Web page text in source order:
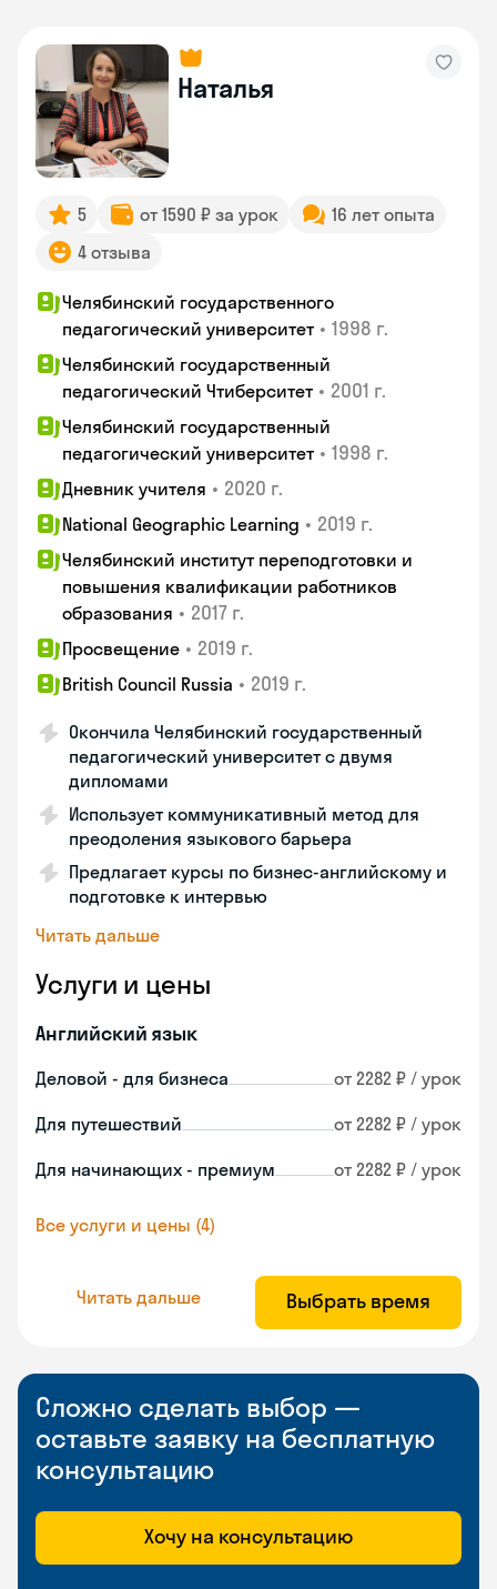
Наталья
5 от 1590 ₽ за урок
16 лет опыта
4 отзыва
Челябинский государственного
педагогический университет • 1998 г.
Челябинский государственный
педагогический Чтиберситет • 2001 г.
Челябинский государственный
педагогический университет • 1998 г.
Дневник учителя • 2020 г.
National Geographic Learning • 2019 г.
Челябинский институт переподготовки и
повышения квалификации работников
образования • 2017 г.
Просвещение • 2019 г.
British Council Russia • 2019 г.
Окончила Челябинский государственный
педагогический университет с двумя
дипломами
Использует коммуникативный метод для
преодоления языкового барьера
Предлагает курсы по бизнес-английскому и
подготовке к интервью
Читать дальше
Услуги и цены
Английский язык
Деловой - для бизнеса от 2282 ₽ / урок
Для путешествий от 2282 ₽ / урок
Для начинающих - премиум от 2282 ₽ / урок
Все услуги и цены (4)
Читать дальше Выбрать время
Сложно сделать выбор —
оставьте заявку на бесплатную
консультацию
Хочу на консультацию